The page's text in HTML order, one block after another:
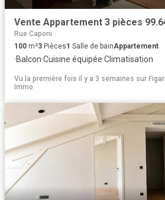
Vente Appartement 3 pièces
Rue Caponi
100 m²3 Pièces1 Salle de bainAppartement
·Balcon·Cuisine équipée·Climatisation
Vu la première fois il y a 3 semaines sur
Immo